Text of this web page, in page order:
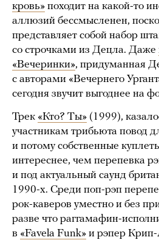
кровь» походит на какой-то
аллюзий бессмысленен,
представляет собой набор
со строчками из Децла. Даже
«Вечеринки», придуманная
с авторами «Вечернего
сегодня звучит выгоднее на
Трек «Кто? Ты» (1999),
участникам трибьюта повод
и потому собственные
интереснее, чем перепевка
и под актуальный саунд
1990-х. Среди поп-рэп
рок-каверов уместно и без
разве что раггамафин-
в «Favela Funk» и рэпер